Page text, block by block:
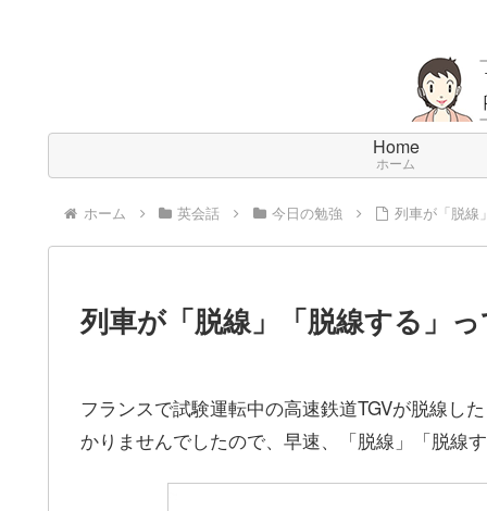
Home
ホーム
ホーム 英会話 今日の勉強 列車が「脱線
列車が「脱線」「脱線する」
フランスで試験運転中の高速鉄道TGVが脱線し
かりませんでしたので、早速、「脱線」「脱線